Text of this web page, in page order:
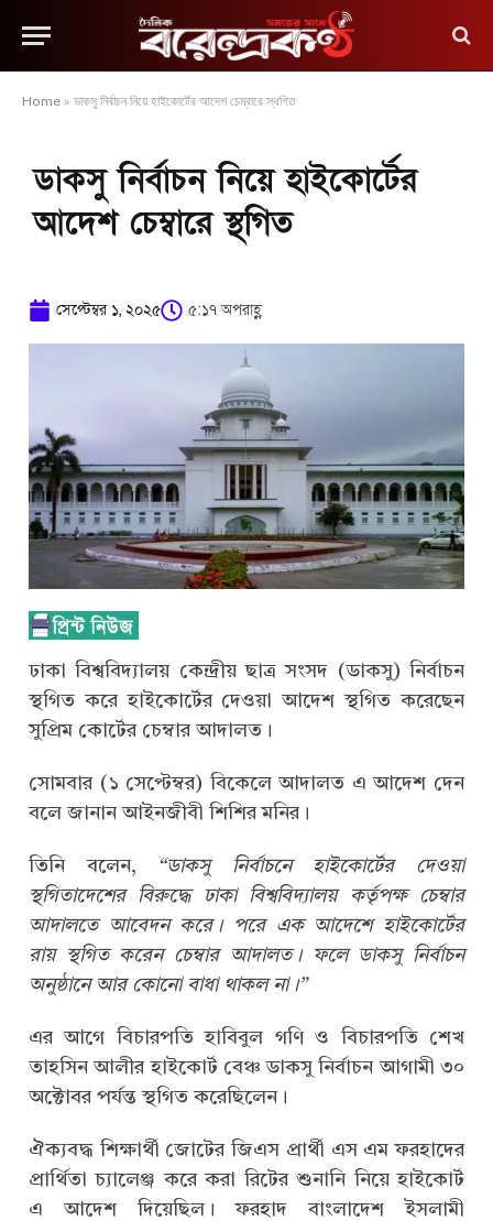
Home » ডাকসু নির্বাচন নিয়ে হাইকোর্টের আদেশ চেম্বারে স্থগিত
ডাকসু নির্বাচন নিয়ে হাইকোর্টের
আদেশ চেম্বারে স্থগিত
সেপ্টেম্বর ১, ২০২৫ ৫:১৭ অপরাহ্ণ
ঢাকা বিশ্ববিদ্যালয় কেন্দ্রীয় ছাত্র সংসদ (ডাকসু) নির্বাচন
স্থগিত করে হাইকোর্টের দেওয়া আদেশ স্থগিত করেছেন
সুপ্রিম কোর্টের চেম্বার আদালত।
সোমবার (১ সেপ্টেম্বর) বিকেলে আদালত এ আদেশ দেন
বলে জানান আইনজীবী শিশির মনির।
তিনি বলেন,
“ডাকসু নির্বাচনে হাইকোর্টের দেওয়া
স্থগিতাদেশের বিরুদ্ধে ঢাকা বিশ্ববিদ্যালয় কর্তৃপক্ষ চেম্বার
আদালতে আবেদন করে। পরে এক আদেশে হাইকোর্টের
রায় স্থগিত করেন চেম্বার আদালত। ফলে ডাকসু নির্বাচন
অনুষ্ঠানে আর কোনো বাধা থাকল না।”
এর আগে বিচারপতি হাবিবুল গণি ও বিচারপতি শেখ
তাহসিন আলীর হাইকোর্ট বেঞ্চ ডাকসু নির্বাচন আগামী ৩০
অক্টোবর পর্যন্ত স্থগিত করেছিলেন।
ঐক্যবদ্ধ শিক্ষার্থী জোটের জিএস প্রার্থী এস এম ফরহাদের
প্রার্থিতা চ্যালেঞ্জ করে করা রিটের শুনানি নিয়ে হাইকোর্ট
এ আদেশ দিয়েছিল। ফরহাদ বাংলাদেশ ইসলামী